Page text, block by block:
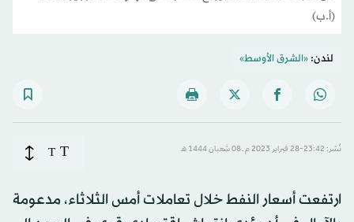
(أ.ب)
لندن:«الشرق الأوسط»
نُشر: 23:42-28 فبراير 2023 م ـ 08 شَعبان 1444 هـ T
T
ارتفعت أسعار النفط خلال تعاملات أمس الثلاثاء، مدعومة